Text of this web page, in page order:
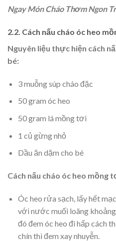
Ngay Món Cháo Thơm Ngon
2.2. Cách nấu cháo óc heo
Nguyên liệu thực hiện cách
bé:
3 muỗng súp cháo đặc
50 gram óc heo
50 gram lá mồng tơi
1 củ gừng nhỏ
Dầu ăn dặm cho bé
Cách nấu cháo óc heo mồng
Óc heo rửa sạch, lấy hết
với nước muối loãng
đó đem óc heo đi hấp cách
chín thì đem xay nhuyễn.